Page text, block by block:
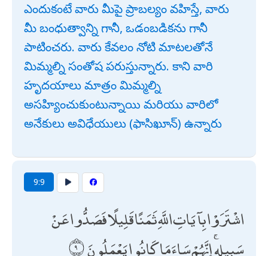
ఎందుకంటే వారు మీపై ప్రాబల్యం వహిస్తే, వారు
మీ బంధుత్వాన్ని గానీ, ఒడంబడికను గానీ
పాటించరు. వారు కేవలం నోటి మాటలతోనే
మిమ్మల్ని సంతోష పరుస్తున్నారు. కాని వారి
హృదయాలు మాత్రం మిమ్మల్ని
అసహ్యించుకుంటున్నాయి మరియు వారిలో
అనేకులు అవిధేయులు (ఫాసిఖూన్) ఉన్నారు
9:9
اشْتَرَوْا بِآيَاتِ اللَّهِ ثَمَنًا قَلِيلًا فَصَدُّوا عَنْ
سَبِيلِهِ ۚ إِنَّهُمْ سَاءَ مَا كَانُوا يَعْمَلُونَ